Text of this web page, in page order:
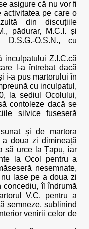
asigure că nu vor fi
pe care o
din discuțiile
pădurar, M.C.I. și
O.S.N., cu
inculpatului Z.I.C.că
l-a întrebat dacă
i-a pus martorului în
cu inculpatul,
la sediul Ocolului,
contoleze dacă se
silvice fuseseră
și de martora
a doua zi dimineață
să urce la Țapu, iar
la Ocol pentru a
nesemnate,
lase pe a doua zi
concediu, îl îndrumă
V.C. pentru a
semneze, sublinind
venirii celor de